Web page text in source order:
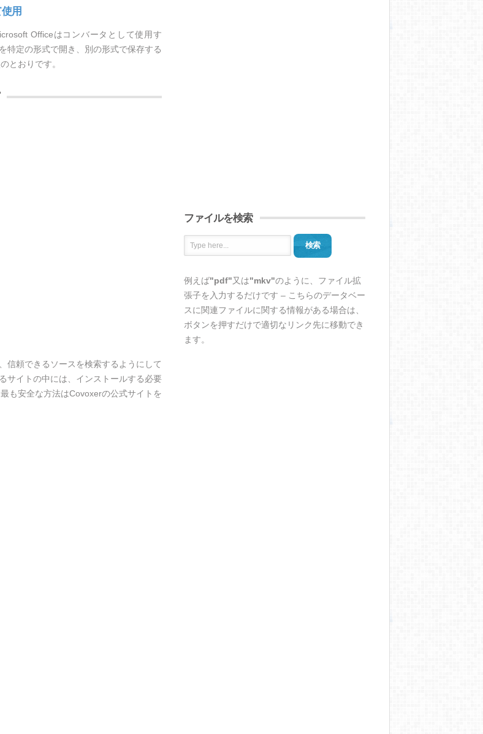
用
Officeはコンバータとして使用す
特定の形式で開き、別の形式で保存する
とおりです。
信頼できるソースを検索するようにして
サイトの中には、インストールする必要
も安全な方法はCovoxerの公式サイトを
ファイルを検索
検索
例えば"pdf"又は"mkv"のように、ファイル拡
張子を入力するだけです – こちらのデータベー
スに関連ファイルに関する情報がある場合は、
ボタンを押すだけで適切なリンク先に移動でき
ます。